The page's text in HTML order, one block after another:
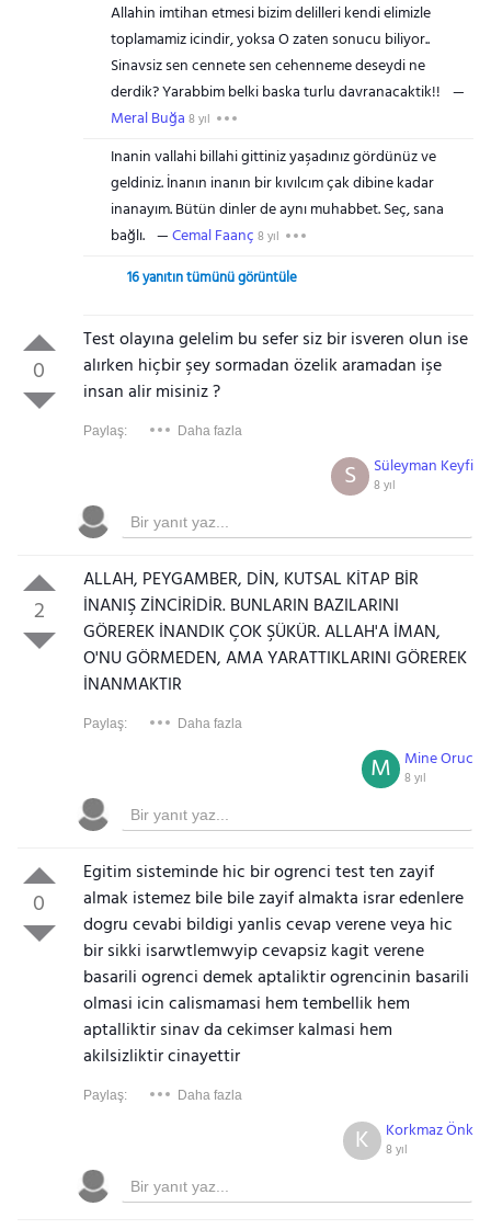
Allahin imtihan etmesi bizim delilleri kendi elimizle
toplamamiz icindir, yoksa O zaten sonucu biliyor..
Sinavsiz sen cennete sen cehenneme deseydi ne
derdik? Yarabbim belki baska turlu davranacaktik!!
Meral Buğa 8 yıl
Inanin vallahi billahi gittiniz yaşadınız gördünüz ve
geldiniz. İnanın inanın bir kıvılcım çak dibine kadar
inanayım. Bütün dinler de aynı muhabbet. Seç, sana
bağlı.
Cemal Faanç 8 yıl
16 yanıtın tümünü görüntüle
0
Test olayına gelelim bu sefer siz bir isveren olun ise
alırken hiçbir şey sormadan özelik aramadan işe
insan alir misiniz ?
Paylaş: Daha fazla
Süleyman Keyfi
8 yıl
S
2
ALLAH, PEYGAMBER, DİN, KUTSAL KİTAP BİR
İNANIŞ ZİNCİRİDİR. BUNLARIN BAZILARINI
GÖREREK İNANDIK ÇOK ŞÜKÜR. ALLAH'A İMAN,
O'NU GÖRMEDEN, AMA YARATTIKLARINI GÖREREK
İNANMAKTIR
Paylaş: Daha fazla
Mine Oruc
8 yıl
M
0
Egitim sisteminde hic bir ogrenci test ten zayif
almak istemez bile bile zayif almakta israr edenlere
dogru cevabi bildigi yanlis cevap verene veya hic
bir sikki isarwtlemwyip cevapsiz kagit verene
basarili ogrenci demek aptaliktir ogrencinin basarili
olmasi icin calismamasi hem tembellik hem
aptalliktir sinav da cekimser kalmasi hem
akilsizliktir cinayettir
Paylaş: Daha fazla
Korkmaz Önk
8 yıl
K